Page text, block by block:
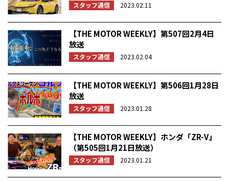
スタッフ通信 2023.02.11
【THE MOTOR WEEKLY】第507回2月4日
放送
スタッフ通信 2023.02.04
【THE MOTOR WEEKLY】第506回1月28日
放送
スタッフ通信 2023.01.28
【THE MOTOR WEEKLY】ホンダ「ZR-V」
（第505回1月21日放送）
スタッフ通信 2023.01.21